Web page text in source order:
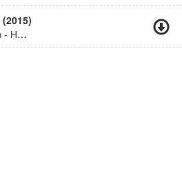
Евгений Любимцев - Никто Меня Не Любит